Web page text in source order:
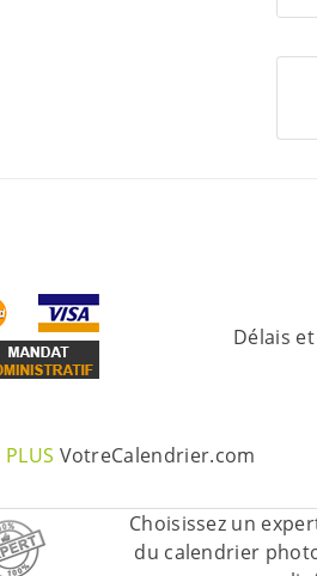
Délais
PLUS VotreCalendrier.com
Choisissez un
du calendrier